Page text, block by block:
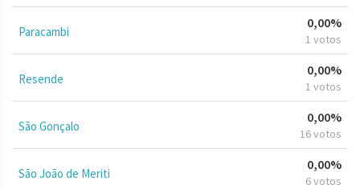
Paracambi
0,00%
1 votos
Resende
0,00%
1 votos
São Gonçalo
0,00%
16 votos
São João de Meriti
0,00%
6 votos